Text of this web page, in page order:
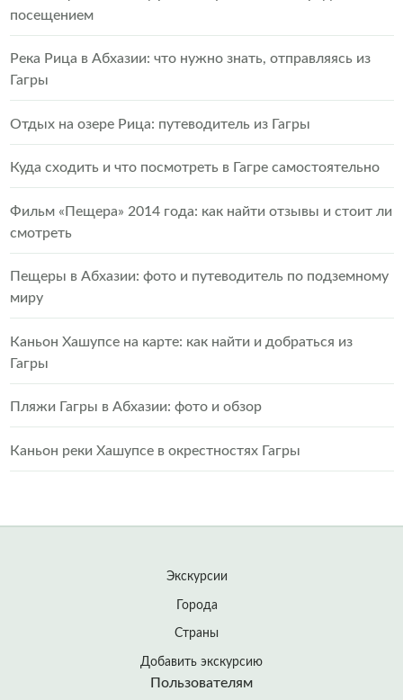
посещением
Река Рица в Абхазии: что нужно знать, отправляясь из
Гагры
Отдых на озере Рица: путеводитель из Гагры
Куда сходить и что посмотреть в Гагре самостоятельно
Фильм «Пещера» 2014 года: как найти отзывы и стоит ли
смотреть
Пещеры в Абхазии: фото и путеводитель по подземному
миру
Каньон Хашупсе на карте: как найти и добраться из
Гагры
Пляжи Гагры в Абхазии: фото и обзор
Каньон реки Хашупсе в окрестностях Гагры
Экскурсии
Города
Страны
Добавить экскурсию
Пользователям